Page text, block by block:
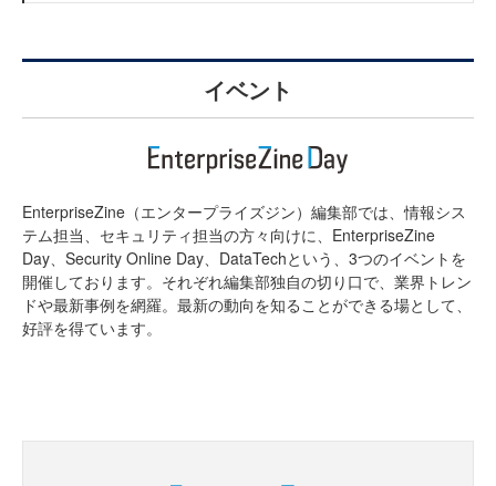
イベント
EnterpriseZine（エンタープライズジン）編集部では、情報シス
テム担当、セキュリティ担当の方々向けに、EnterpriseZine
Day、Security Online Day、DataTechという、3つのイベントを
開催しております。それぞれ編集部独自の切り口で、業界トレン
ドや最新事例を網羅。最新の動向を知ることができる場として、
好評を得ています。